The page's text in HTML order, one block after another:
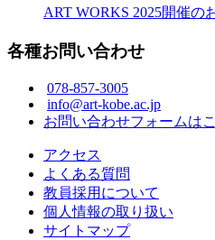
ART WORKS 2025開催の
各種お問い合わせ
078-857-3005
info@art-kobe.ac.jp
お問い合わせフォームは
アクセス
よくある質問
教員採用について
個人情報の取り扱い
サイトマップ